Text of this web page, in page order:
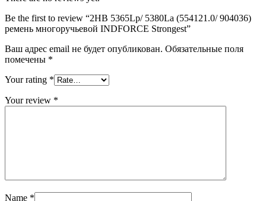
Be the first to review “2HB 5365Lp/ 5380La (554121.0/ 904036)
ремень многоручьевой INDFORCE Strongest”
Ваш адрес email не будет опубликован. Обязательные поля
помечены *
Your rating *
Your review *
Name *